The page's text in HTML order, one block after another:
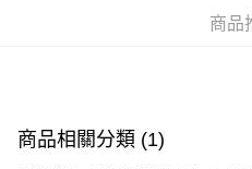
每筆HK$50.00，滿HK$200.00或
商品
商品相關分類 (1)